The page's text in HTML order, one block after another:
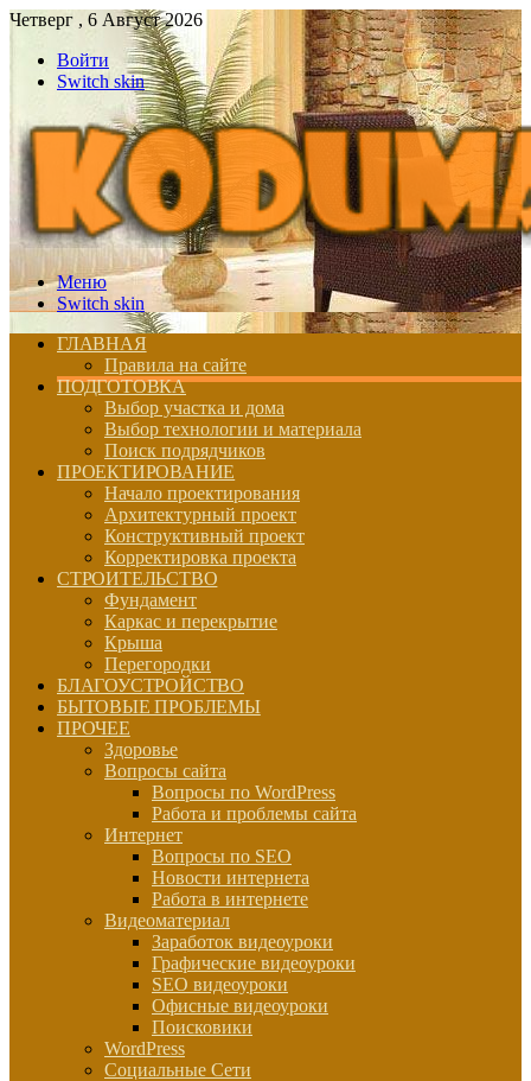
Четверг , 6 Август 2026
Войти
Switch skin
Меню
Switch skin
ГЛАВНАЯ
Правила на сайте
ПОДГОТОВКА
Выбор участка и дома
Выбор технологии и материала
Поиск подрядчиков
ПРОЕКТИРОВАНИЕ
Начало проектирования
Архитектурный проект
Конструктивный проект
Корректировка проекта
СТРОИТЕЛЬСТВО
Фундамент
Каркас и перекрытие
Крыша
Перегородки
БЛАГОУСТРОЙСТВО
БЫТОВЫЕ ПРОБЛЕМЫ
ПРОЧЕЕ
Здоровье
Вопросы сайта
Вопросы по WordPress
Работа и проблемы сайта
Интернет
Вопросы по SEO
Новости интернета
Работа в интернете
Видеоматериал
Заработок видеоуроки
Графические видеоуроки
SEO видеоуроки
Офисные видеоуроки
Поисковики
WordPress
Социальные Сети